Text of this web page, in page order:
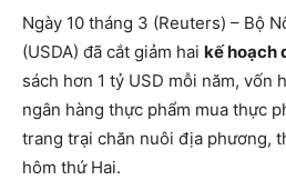
Ngày 10 tháng 3 (Reuters) – Bộ
(USDA) đã cắt giảm hai kế hoạch
sách hơn 1 tỷ USD mỗi năm, vốn
ngân hàng thực phẩm mua thực
trang trại chăn nuôi địa phương,
hôm thứ Hai.